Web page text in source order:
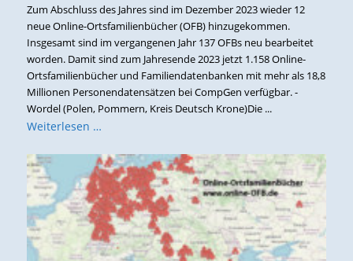
Zum Abschluss des Jahres sind im Dezember 2023 wieder 12
neue Online-Ortsfamilienbücher (OFB) hinzugekommen.
Insgesamt sind im vergangenen Jahr 137 OFBs neu bearbeitet
worden. Damit sind zum Jahresende 2023 jetzt 1.158 Online-
Ortsfamilienbücher und Familiendatenbanken mit mehr als 18,8
Millionen Personendatensätzen bei CompGen verfügbar. -
Wordel (Polen, Pommern, Kreis Deutsch Krone)Die ...
Weiterlesen …